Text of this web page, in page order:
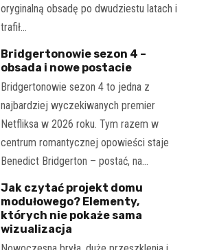
oryginalną obsadę po dwudziestu latach i
trafił…
Bridgertonowie sezon 4 –
obsada i nowe postacie
Bridgertonowie sezon 4 to jedna z
najbardziej wyczekiwanych premier
Netfliksa w 2026 roku. Tym razem w
centrum romantycznej opowieści staje
Benedict Bridgerton – postać, na…
Jak czytać projekt domu
modułowego? Elementy,
których nie pokaże sama
wizualizacja